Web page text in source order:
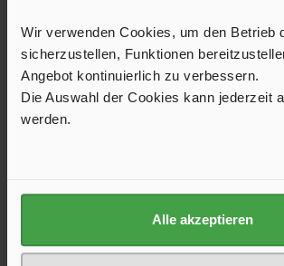
Wir verwenden Cookies, um den Betrieb
sicherzustellen, Funktionen
Angebot kontinuierlich zu verbessern.
Die Auswahl der Cookies kann jederzeit
werden.
Alle akzeptieren
In den Warenkorb